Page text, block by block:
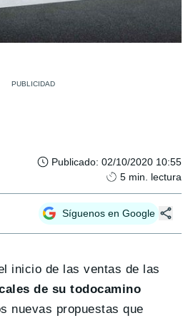
Publicado: 02/10/2020 10:55
5 min. lectura
Síguenos en Google
inicio de las ventas de las
de su todocamino
nuevas propuestas que